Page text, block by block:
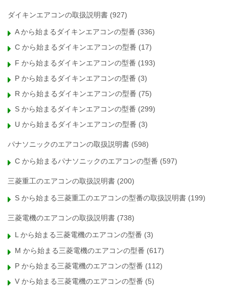
ダイキンエアコンの取扱説明書 (927)
A から始まるダイキンエアコンの型番 (336)
C から始まるダイキンエアコンの型番 (17)
F から始まるダイキンエアコンの型番 (193)
P から始まるダイキンエアコンの型番 (3)
R から始まるダイキンエアコンの型番 (75)
S から始まるダイキンエアコンの型番 (299)
U から始まるダイキンエアコンの型番 (3)
パナソニックのエアコンの取扱説明書 (598)
C から始まるパナソニックのエアコンの型番 (597)
三菱重工のエアコンの取扱説明書 (200)
S から始まる三菱重工のエアコンの型番の取扱説明書 (199)
三菱電機のエアコンの取扱説明書 (738)
L から始まる三菱電機のエアコンの型番 (3)
M から始まる三菱電機のエアコンの型番 (617)
P から始まる三菱電機のエアコンの型番 (112)
V から始まる三菱電機のエアコンの型番 (5)